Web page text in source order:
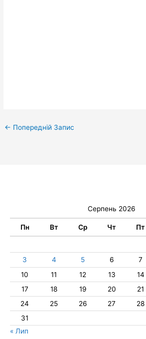
← Попередній Запис
Серпень 2026
Пн Вт Ср Чт Пт
3
4 5 6 7
10
11 12 13 14
17
18 19 20 21
24
25 26 27 28
31
« Лип